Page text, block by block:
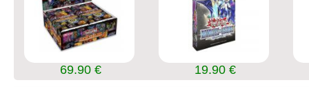
69.90 € 19.90 €